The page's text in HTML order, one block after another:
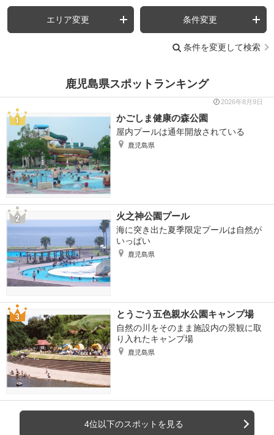
エリア変更 条件変更
条件を変更して検索
鹿児島県スポットランキング
2026年8月9日
かごしま健康の森公園
屋内プールは通年開放されている
鹿児島県
火之神公園プール
海に突き出た夏季限定プールは自然が
いっぱい
鹿児島県
とうごう五色親水公園キャンプ場
自然の川をそのまま施設内の景観に取
り入れたキャンプ場
鹿児島県
4位以下のスポットを見る